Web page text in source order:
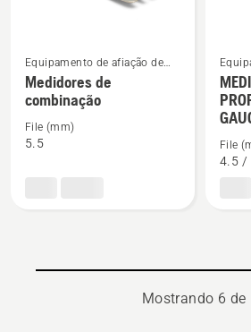
See
more
details
about
Equipamento de afiação de
motosserra
Medidores de
combinação
File (mm)
5.5
See
more
details
File
4.5 /
Mostrando 6 de